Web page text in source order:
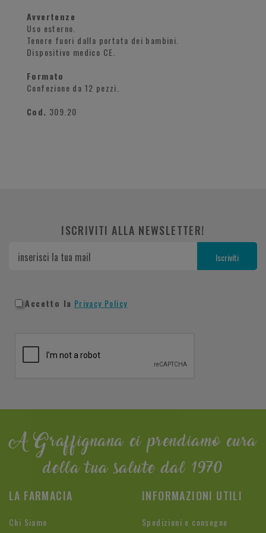
Avvertenze
Uso esterno.
Tenere fuori dalla portata dei bambini.
Dispositivo medico CE.
Formato
Confezione da 12 pezzi.
Cod. 309.20
ISCRIVITI ALLA NEWSLETTER!
Accetto la Privacy Policy
A Graffignana ci prendiamo cura
della tua salute dal 1970
LA FARMACIA
Chi Siamo
INFORMAZIONI UTILI
Spedizioni e consegne